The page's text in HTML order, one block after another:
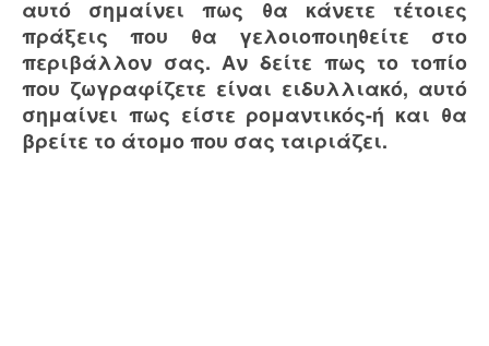
αυτό σημαίνει πως θα κάνετε τέτοιες
πράξεις που θα γελοιοποιηθείτε στο
περιβάλλον σας. Αν δείτε πως το τοπίο
που ζωγραφίζετε είναι ειδυλλιακό, αυτό
σημαίνει πως είστε ρομαντικός-ή και θα
βρείτε το άτομο που σας ταιριάζει.